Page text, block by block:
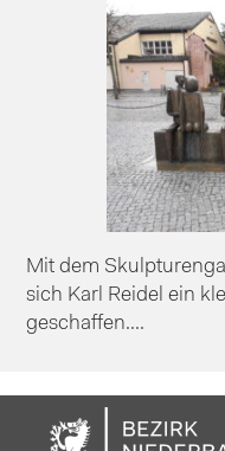
Mit dem
sich Karl Reidel ein
geschaffen....